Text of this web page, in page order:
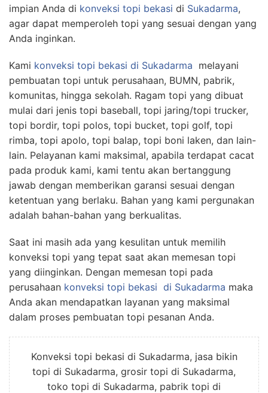
impian Anda di konveksi topi bekasi di Sukadarma,
agar dapat memperoleh topi yang sesuai dengan yang
Anda inginkan.
Kami konveksi topi bekasi di Sukadarma melayani
pembuatan topi untuk perusahaan, BUMN, pabrik,
komunitas, hingga sekolah. Ragam topi yang dibuat
mulai dari jenis topi baseball, topi jaring/topi trucker,
topi bordir, topi polos, topi bucket, topi golf, topi
rimba, topi apolo, topi balap, topi boni laken, dan lain-
lain. Pelayanan kami maksimal, apabila terdapat cacat
pada produk kami, kami tentu akan bertanggung
jawab dengan memberikan garansi sesuai dengan
ketentuan yang berlaku. Bahan yang kami pergunakan
adalah bahan-bahan yang berkualitas.
Saat ini masih ada yang kesulitan untuk memilih
konveksi topi yang tepat saat akan memesan topi
yang diinginkan. Dengan memesan topi pada
perusahaan konveksi topi bekasi di Sukadarma maka
Anda akan mendapatkan layanan yang maksimal
dalam proses pembuatan topi pesanan Anda.
Konveksi topi bekasi di Sukadarma, jasa bikin
topi di Sukadarma, grosir topi di Sukadarma,
toko topi di Sukadarma, pabrik topi di